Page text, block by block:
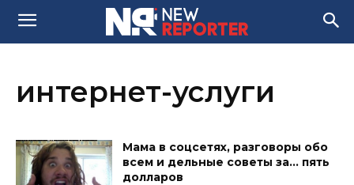
интернет-услуги
Мама в соцсетях, разговоры обо
всем и дельные советы за… пять
долларов